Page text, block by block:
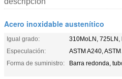
Acero inoxidable austenítico
Igual grado:
310MoLN, 725LN,
Especulación:
ASTM A240,
Forma de suministro:
Barra redonda,